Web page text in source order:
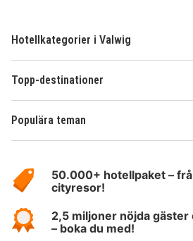
Hotellkategorier i Valwig
Topp-destinationer
Populära teman
HotelSpecials50.000+ hotellpaket –
cityresor!
2,5 miljoner nöjda
– boka du med!